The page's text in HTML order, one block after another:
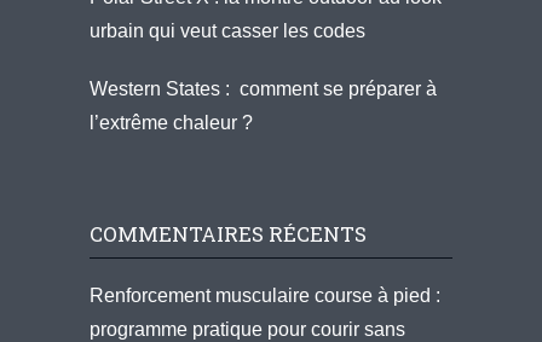
urbain qui veut casser les codes
Western States : comment se préparer à
l’extrême chaleur ?
COMMENTAIRES RÉCENTS
Renforcement musculaire course à pied :
programme pratique pour courir sans